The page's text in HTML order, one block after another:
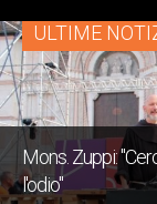
ULTIME
Mons. Zuppi:
l'odio"